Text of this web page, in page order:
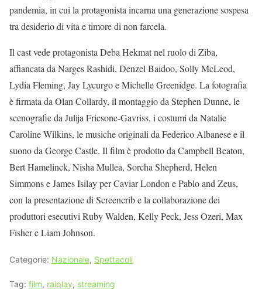
pandemia, in cui la protagonista incarna una generazione sospesa
tra desiderio di vita e timore di non farcela.
Il cast vede protagonista Deba Hekmat nel ruolo di Ziba,
affiancata da Narges Rashidi, Denzel Baidoo, Solly McLeod,
Lydia Fleming, Jay Lycurgo e Michelle Greenidge. La fotografia
è firmata da Olan Collardy, il montaggio da Stephen Dunne, le
scenografie da Julija Fricsone-Gavriss, i costumi da Natalie
Caroline Wilkins, le musiche originali da Federico Albanese e il
suono da George Castle. Il film è prodotto da Campbell Beaton,
Bert Hamelinck, Nisha Mullea, Sorcha Shepherd, Helen
Simmons e James Isilay per Caviar London e Pablo and Zeus,
con la presentazione di Screencrib e la collaborazione dei
produttori esecutivi Ruby Walden, Kelly Peck, Jess Ozeri, Max
Fisher e Liam Johnson.
Categorie: Nazionale, Spettacoli
Tag: film, raiplay, streaming